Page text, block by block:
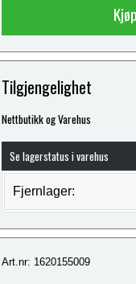
Kjøp
Tilgjengelighet
Nettbutikk og Varehus
Se lagerstatus i varehus
Fjernlager:
Art.nr: 1620155009